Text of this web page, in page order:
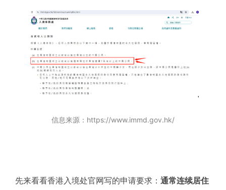
信息来源：https://www.immd.gov.hk/
先来看看香港入境处官网写的申请要求： 通常连续居住